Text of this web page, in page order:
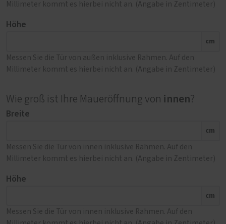
Millimeter kommt es hierbei nicht an. (Angabe in Zentimeter)
Höhe
cm
Messen Sie die Tür von außen inklusive Rahmen. Auf den
Millimeter kommt es hierbei nicht an. (Angabe in Zentimeter)
Wie groß ist Ihre Maueröffnung von innen?
Breite
cm
Messen Sie die Tür von innen inklusive Rahmen. Auf den
Millimeter kommt es hierbei nicht an. (Angabe in Zentimeter)
Höhe
cm
Messen Sie die Tür von innen inklusive Rahmen. Auf den